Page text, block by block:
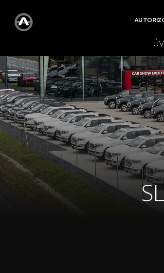
Všetky
vozidlá